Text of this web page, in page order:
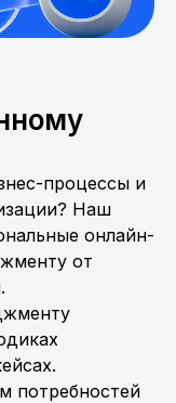
процессы и
Наш
онлайн-
от
потребностей